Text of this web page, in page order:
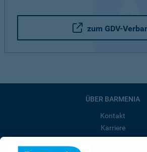
zum GDV-
ÜBER BARMENIA
Kontakt
Karriere